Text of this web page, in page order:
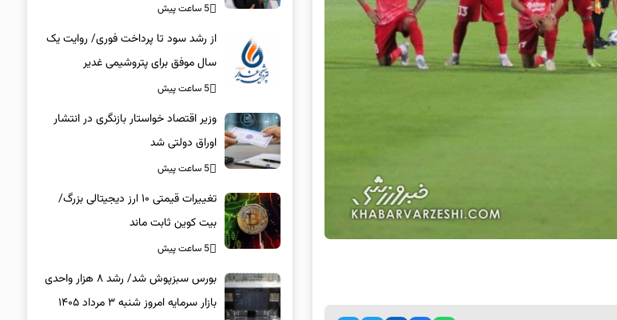
5 ساعت پیش
از رشد سود تا پرداخت فوری/ روایت یک
سال موفق برای پتروشیمی غدیر
5 ساعت پیش
وزیر اقتصاد خواستار بازنگری در انتشار
اوراق دولتی شد
5 ساعت پیش
تغییرات قیمتی ۱۰ ارز دیجیتالی بزرگ/
بیت کوین ثابت ماند
5 ساعت پیش
بورس سبزپوش شد/ رشد ۸ هزار واحدی
بازار سرمایه امروز شنبه ۳ مرداد ۱۴۰۵